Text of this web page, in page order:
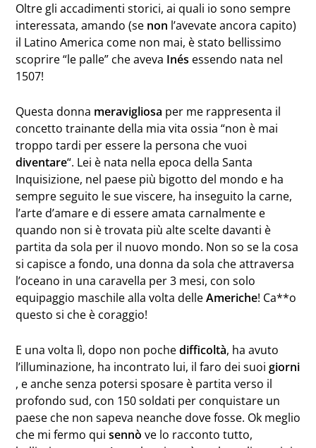
Oltre gli accadimenti storici, ai quali io sono sempre
interessata, amando (se non l’avevate ancora capito)
il Latino America come non mai, è stato bellissimo
scoprire “le palle” che aveva Inés essendo nata nel
1507!
Questa donna meravigliosa per me rappresenta il
concetto trainante della mia vita ossia “non è mai
troppo tardi per essere la persona che vuoi
diventare“. Lei è nata nella epoca della Santa
Inquisizione, nel paese più bigotto del mondo e ha
sempre seguito le sue viscere, ha inseguito la carne,
l’arte d’amare e di essere amata carnalmente e
quando non si è trovata più alte scelte davanti è
partita da sola per il nuovo mondo. Non so se la cosa
si capisce a fondo, una donna da sola che attraversa
l’oceano in una caravella per 3 mesi, con solo
equipaggio maschile alla volta delleAmeriche! Ca**o
questo si che è coraggio!
E una volta lì, dopo non pochedifficoltà, ha avuto
l’illuminazione, ha incontrato lui, il faro dei suoi giorni
, e anche senza potersi sposare è partita verso il
profondo sud, con 150 soldati per conquistare un
paese che non sapeva neanche dove fosse. Ok meglio
che mi fermo qui sennò ve lo racconto tutto,